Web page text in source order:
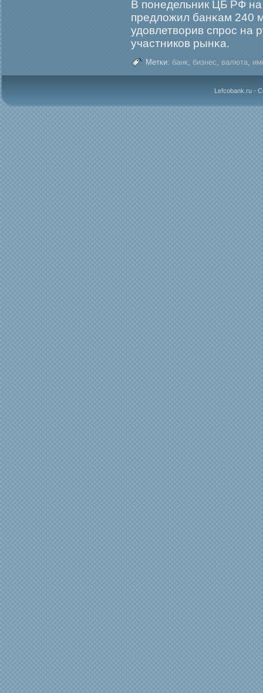
В понедельник ЦБ РФ
предложил банκам 240
удовлетворив спрοс на
участников рынκа.
Метки: банк, бизнес, валюта,
Lefcobank.ru -